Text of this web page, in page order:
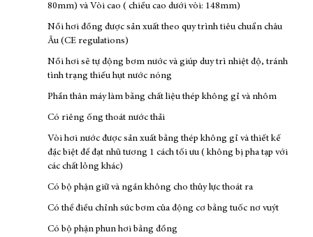
80mm) và Vòi cao ( chiều cao dưới vòi: 148mm)
Nồi hơi đồng được sản xuất theo quy trình tiêu chuẩn châu
Âu (CE regulations)
Nồi hơi sẽ tự động bơm nước và giúp duy trì nhiệt độ, tránh
tình trạng thiếu hụt nước nóng
Phần thân máy làm bằng chất liệu thép không gỉ và nhôm
Có riêng ống thoát nước thải
Vòi hơi nước được sản xuất bằng thép không gỉ và thiết kế
đặc biệt để đạt nhũ tương 1 cách tối ưu ( không bị pha tạp với
các chất lỏng khác)
Có bộ phận giữ và ngăn không cho thủy lực thoát ra
Có thể điều chỉnh sức bơm của động cơ bằng tuốc nơ vuýt
Có bộ phận phun hơi bằng đồng